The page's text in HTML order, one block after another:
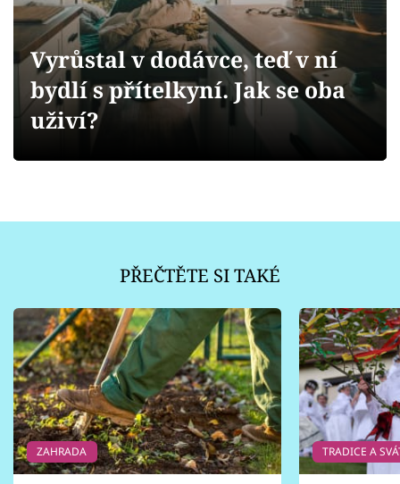
Přihlášení
Sledujte nás
Vyrůstal v dodávce, teď v ní
bydlí s přítelkyní. Jak se oba
uživí?
PŘEČTĚTE SI TAKÉ
ZAHRADA TRADICE A